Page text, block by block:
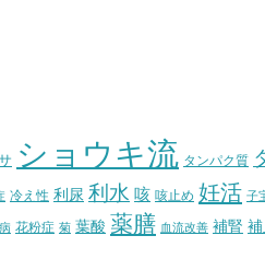
ショウキ流 タンパク質
冷え性 利尿 利水 咳 咳止め 妊活 子
花粉症 菊 葉酸 薬膳 血流改善 補腎